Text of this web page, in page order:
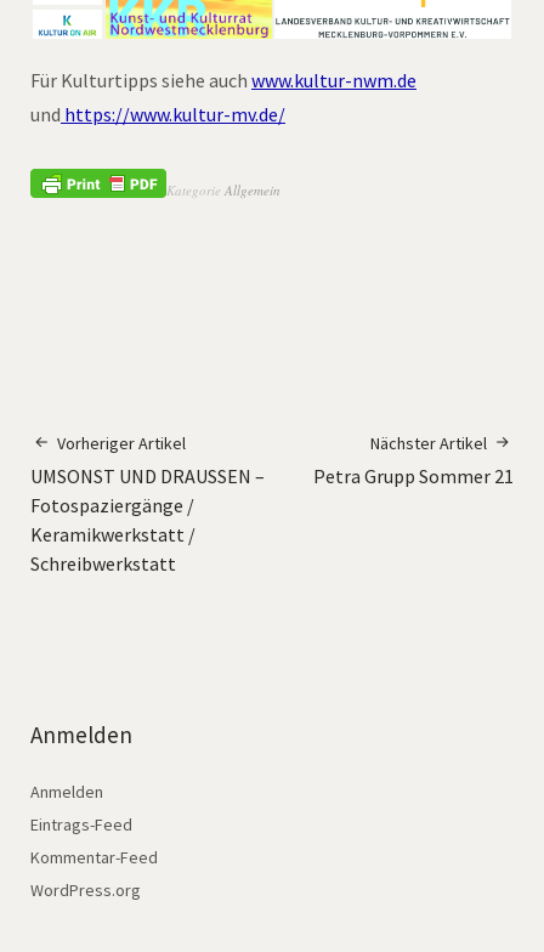
Für Kulturtipps siehe auch www.kultur-nwm.de
und https://www.kultur-mv.de/
Kategorie Allgemein
Vorheriger Artikel
UMSONST UND DRAUSSEN –
Fotospaziergänge /
Keramikwerkstatt /
Schreibwerkstatt
Nächster Artikel
Petra Grupp Sommer 21
Anmelden
Anmelden
Eintrags-Feed
Kommentar-Feed
WordPress.org